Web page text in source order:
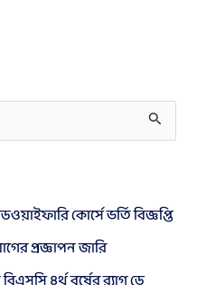
কোর্সে ভর্তি বিজ্ঞপ্তি
প্রজ্ঞাপন জারি